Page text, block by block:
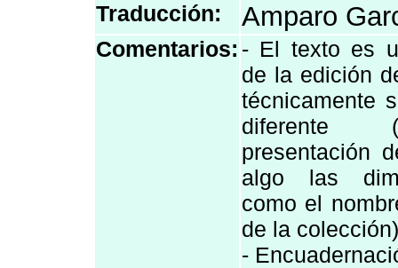
Traducción:
Amparo
Comentarios: - El texto es
de la edición
técnicamente
diferente
presentación
algo las
como el
de la
-